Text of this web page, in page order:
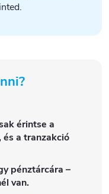
érintse a
a tranzakció
pénztárcára –
van.